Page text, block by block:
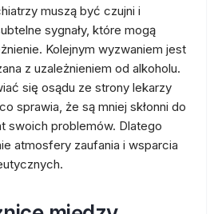
muszą być czujni i
sygnały, które mogą
Kolejnym wyzwaniem jest
z uzależnieniem od alkoholu.
się osądu ze strony lekarzy
sprawia, że są mniej skłonni do
swoich problemów. Dlatego
atmosfery zaufania i wsparcia